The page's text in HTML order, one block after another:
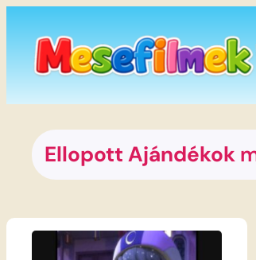
tartalomhoz
Ellopott Ajándékok